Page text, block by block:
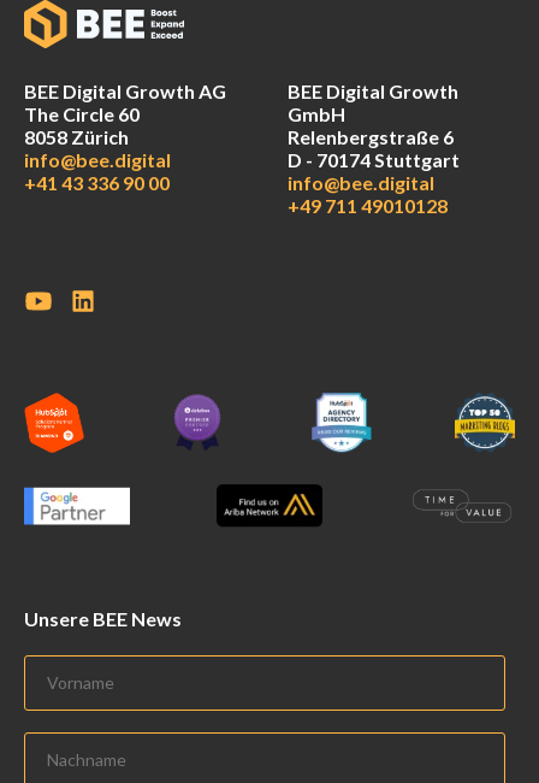
BEE Digital Growth AG
The Circle 60
8058 Zürich
info@bee.digital
+41 43 336 90 00
BEE Digital Growth
GmbH
Relenbergstraße 6
D - 70174 Stuttgart
info@bee.digital
+49 711 49010128
Unsere BEE News